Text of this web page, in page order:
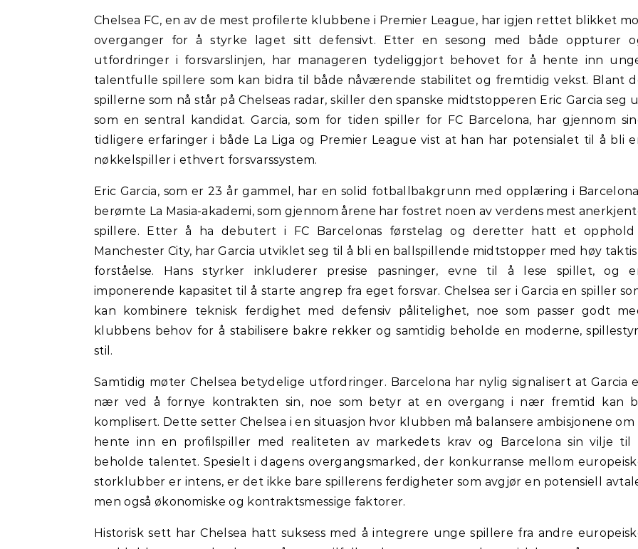
Chelsea FC, en av de mest profilerte klubbene i Premier League, har igjen rettet blikket
overganger for å styrke laget sitt defensivt. Etter en sesong med både oppturer
utfordringer i forsvarslinjen, har manageren tydeliggjort behovet for å hente inn
talentfulle spillere som kan bidra til både nåværende stabilitet og fremtidig vekst. Blant
spillerne som nå står på Chelseas radar, skiller den spanske midtstopperen Eric Garcia seg
som en sentral kandidat. Garcia, som for tiden spiller for FC Barcelona, har gjennom
tidligere erfaringer i både La Liga og Premier League vist at han har potensialet til å bli
nøkkelspiller i ethvert forsvarssystem.
Eric Garcia, som er 23 år gammel, har en solid fotballbakgrunn med opplæring i
berømte La Masia-akademi, som gjennom årene har fostret noen av verdens mest
spillere. Etter å ha debutert i FC Barcelonas førstelag og deretter hatt et
Manchester City, har Garcia utviklet seg til å bli en ballspillende midtstopper med høy
forståelse. Hans styrker inkluderer presise pasninger, evne til å lese spillet, og
imponerende kapasitet til å starte angrep fra eget forsvar. Chelsea ser i Garcia en spiller
kan kombinere teknisk ferdighet med defensiv pålitelighet, noe som passer godt
klubbens behov for å stabilisere bakre rekker og samtidig beholde en moderne,
stil.
Samtidig møter Chelsea betydelige utfordringer. Barcelona har nylig signalisert at Garcia
nær ved å fornye kontrakten sin, noe som betyr at en overgang i nær fremtid kan
komplisert. Dette setter Chelsea i en situasjon hvor klubben må balansere ambisjonene om
hente inn en profilspiller med realiteten av markedets krav og Barcelona sin vilje til
beholde talentet. Spesielt i dagens overgangsmarked, der konkurranse mellom
storklubber er intens, er det ikke bare spillerens ferdigheter som avgjør en potensiell
men også økonomiske og kontraktsmessige faktorer.
Historisk sett har Chelsea hatt suksess med å integrere unge spillere fra andre